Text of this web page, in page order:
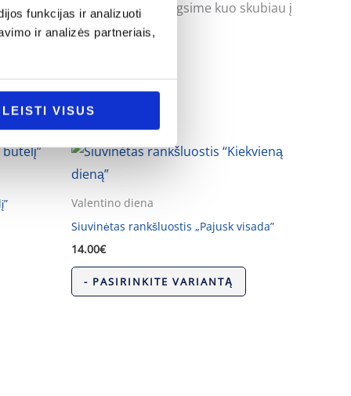
funkcijas ir analizuoti
ir analizės partneriais,
LEISTI VISUS
klausimus ir mes pasistengsime kuo skubiau į
Valentino diena
Siuvinėtas rankšluostis „Pajusk visada”
14.00€
- PASIRINKITE VARIANTĄ